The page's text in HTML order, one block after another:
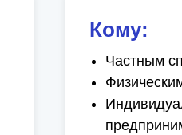
Кому:
Частным